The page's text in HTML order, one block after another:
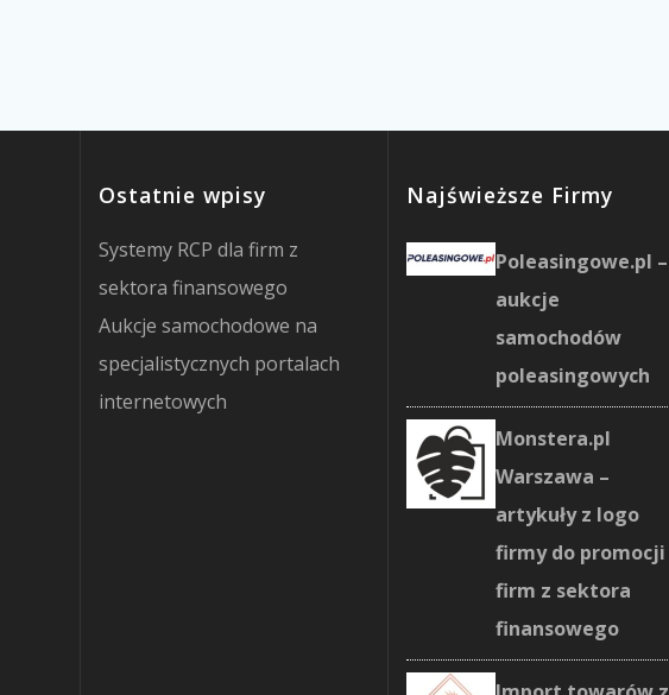
Ostatnie wpisy
Systemy RCP dla firm z
sektora finansowego
Aukcje samochodowe na
specjalistycznych portalach
internetowych
Najświeższe Firmy
Poleasingowe.pl –
aukcje
samochodów
poleasingowych
Monstera.pl
Warszawa –
artykuły z logo
firmy do promocji
firm z sektora
finansowego